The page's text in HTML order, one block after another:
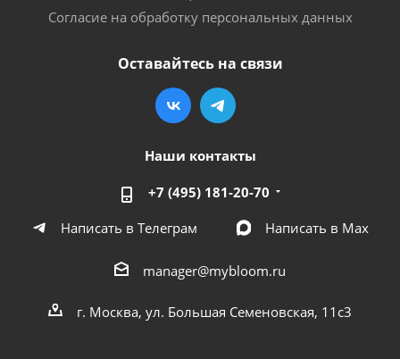
Согласие на обработку персональных данных
Оставайтесь на связи
Наши контакты
+7 (495) 181-20-70
Написать в Телеграм
Написать в Мах
manager@mybloom.ru
г. Москва, ул. Большая Семеновская, 11с3